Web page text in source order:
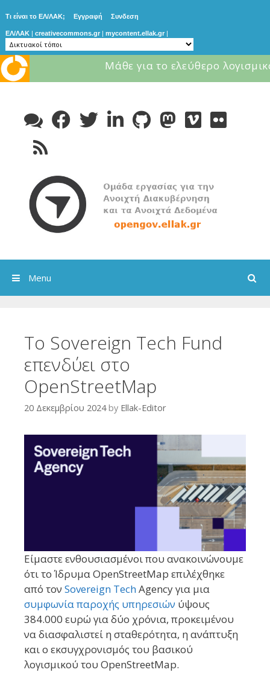
Τι είναι το ΕΛ/ΛΑΚ; Εγγραφή Συνδεση
ΕΛ/ΛΑΚ | creativecommons.gr | mycontent.ellak.gr |
Μάθε για το ελεύθερο
content
Search
Menu
Το Sovereign Tech Fund
επενδύει στο
OpenStreetMap
20 Δεκεμβρίου 2024 by Ellak-Editor
Είμαστε ενθουσιασμένοι που ανακοινώνουμε
ότι το Ίδρυμα OpenStreetMap επιλέχθηκε
από τον Sovereign TechAgency για μια
συμφωνία παροχής υπηρεσιών ύψους
384.000 ευρώ για δύο χρόνια, προκειμένου
να διασφαλιστεί η σταθερότητα, η ανάπτυξη
και ο εκσυγχρονισμός του βασικού
λογισμικού του OpenStreetMap.